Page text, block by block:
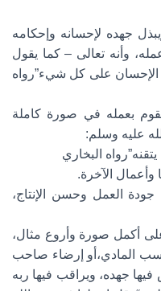
جهده لإحسانه وإحكامه
وأنه تعالى – كما يقول
الإحسان على كل شيء”رواه
بعمله في صورة كاملة
عليه وسلم:
البخاري
وأعمال الآخرة.
العمل وحسن الإنتاج،
على أكمل صورة وأروع مثال،
المادي،أو إرضاء صاحب
جهده، ويراقب فيها ربه